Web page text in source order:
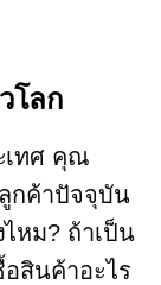
โลก
เทศ คุณ
กค้าปัจจุบัน
หม? ถ้าเป็น
สินค้าอะไร